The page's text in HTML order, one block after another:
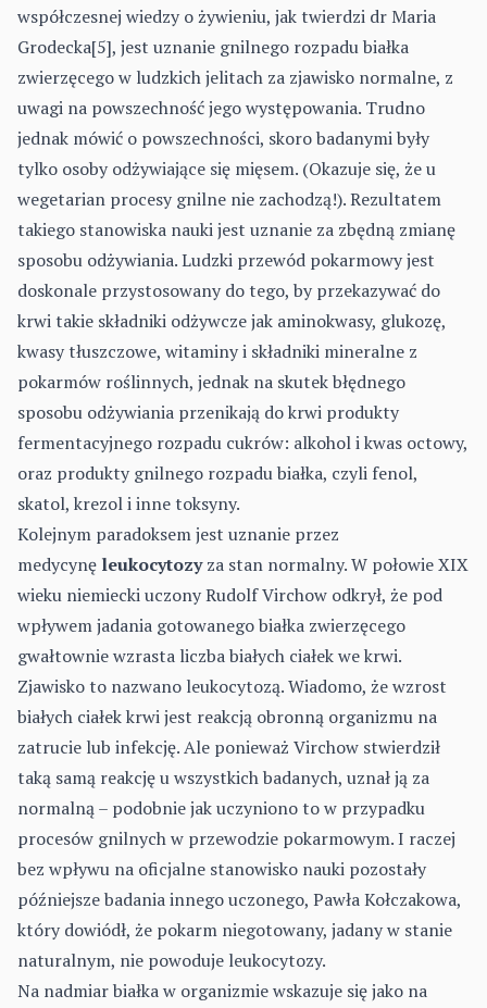
współczesnej wiedzy o żywieniu, jak twierdzi dr Maria
Grodecka[5], jest uznanie gnilnego rozpadu białka
zwierzęcego w ludzkich jelitach za zjawisko normalne, z
uwagi na powszechność jego występowania. Trudno
jednak mówić o powszechności, skoro badanymi były
tylko osoby odżywiające się mięsem. (Okazuje się, że u
wegetarian procesy gnilne nie zachodzą!). Rezultatem
takiego stanowiska nauki jest uznanie za zbędną zmianę
sposobu odżywiania. Ludzki przewód pokarmowy jest
doskonale przystosowany do tego, by przekazywać do
krwi takie składniki odżywcze jak aminokwasy, glukozę,
kwasy tłuszczowe, witaminy i składniki mineralne z
pokarmów roślinnych, jednak na skutek błędnego
sposobu odżywiania przenikają do krwi produkty
fermentacyjnego rozpadu cukrów: alkohol i kwas octowy,
oraz produkty gnilnego rozpadu białka, czyli fenol,
skatol, krezol i inne toksyny.
Kolejnym paradoksem jest uznanie przez
medycynę leukocytozyza stan normalny. W połowie XIX
wieku niemiecki uczony Rudolf Virchow odkrył, że pod
wpływem jadania gotowanego białka zwierzęcego
gwałtownie wzrasta liczba białych ciałek we krwi.
Zjawisko to nazwano leukocytozą. Wiadomo, że wzrost
białych ciałek krwi jest reakcją obronną organizmu na
zatrucie lub infekcję. Ale ponieważ Virchow stwierdził
taką samą reakcję u wszystkich badanych, uznał ją za
normalną – podobnie jak uczyniono to w przypadku
procesów gnilnych w przewodzie pokarmowym. I raczej
bez wpływu na oficjalne stanowisko nauki pozostały
późniejsze badania innego uczonego, Pawła Kołczakowa,
który dowiódł, że pokarm niegotowany, jadany w stanie
naturalnym, nie powoduje leukocytozy.
Na nadmiar białka w organizmie wskazuje się jako na